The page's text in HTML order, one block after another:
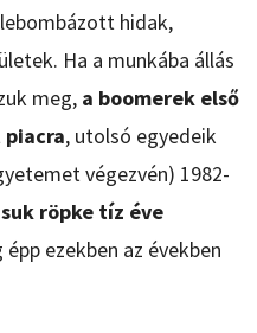
hidak,
Ha a munkába állás
meg, a boomerek első
, utolsó egyedeik
végezvén) 1982-
röpke tíz éve
ezekben az években